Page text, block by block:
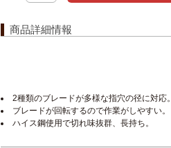
商品詳細情報
2種類のブレードが多様な指穴の径に対応。
ブレードが回転するので作業がしやすい。
ハイス鋼使用で切れ味抜群、長持ち。